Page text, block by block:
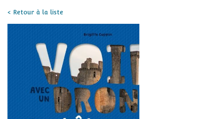
< Retour à la liste